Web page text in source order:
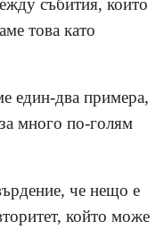
събития, които
това като
един-два примера,
много по-голям
че нещо е
който може